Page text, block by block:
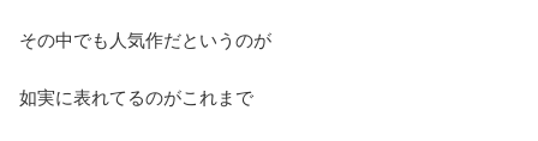
その中でも人気作だというのが
如実に表れてるのがこれまで